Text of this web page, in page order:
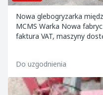
Nowa glebogryzarka
MCMS Warka Nowa fabrycznie, gwarancja 12 miesięcy,
Do uzgodnienia